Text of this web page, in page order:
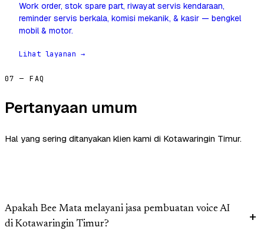
Work order, stok spare part, riwayat servis kendaraan,
reminder servis berkala, komisi mekanik, & kasir — bengkel
mobil & motor.
Lihat layanan →
07 — FAQ
Pertanyaan umum
Hal yang sering ditanyakan klien kami di Kotawaringin Timur.
Apakah Bee Mata melayani jasa pembuatan voice AI
di Kotawaringin Timur?